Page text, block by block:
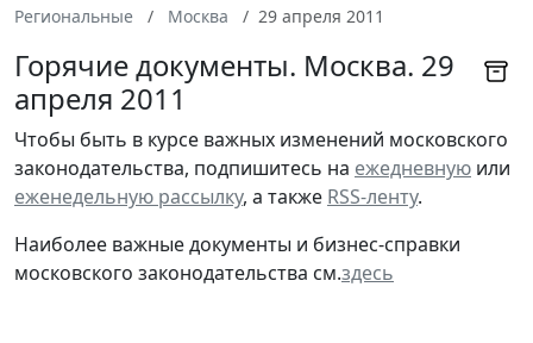
Региональные
Москва 29 апреля 2011
Горячие документы. Москва. 29
апреля 2011
Чтобы быть в курсе важных изменений московского
законодательства, подпишитесь на ежедневную или
еженедельную рассылку, а также RSS-ленту.
Наиболее важные документы и бизнес-справки
московского законодательства см.здесь